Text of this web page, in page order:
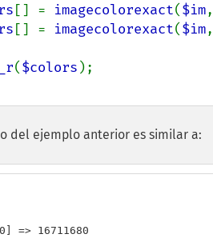
[] = imagecolorexact($im,
[] = imagecolorexact($im,
($colors
del ejemplo anterior es similar a:
=> 16711680